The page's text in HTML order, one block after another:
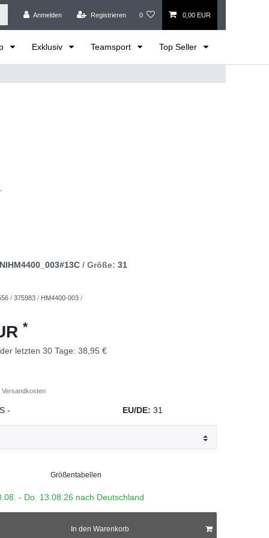
Anmelden Registrieren 0 0,00 EUR
Exklusiv Teamsport Top Seller
NIHM4400_003#13C / Größe: 31
/ 375983 / HM4400-003 /
*
letzten 30 Tage: 38,95 €
Versandkosten
- EU/DE: 31
Größentabellen
- Do. 13.08.26 nach Deutschland
In den Warenkorb